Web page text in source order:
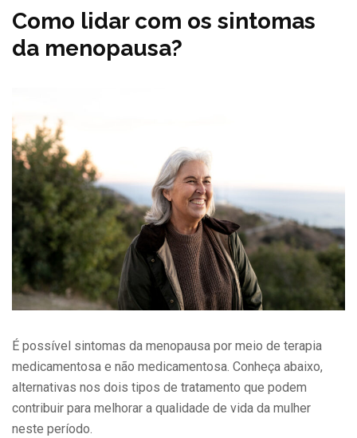
Como lidar com os sintomas
da menopausa?
É possível sintomas da menopausa por meio de terapia
medicamentosa e não medicamentosa. Conheça abaixo,
alternativas nos dois tipos de tratamento que podem
contribuir para melhorar a qualidade de vida da mulher
neste período.